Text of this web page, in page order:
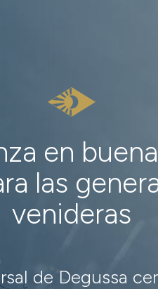
en
las
venideras
de Degussa